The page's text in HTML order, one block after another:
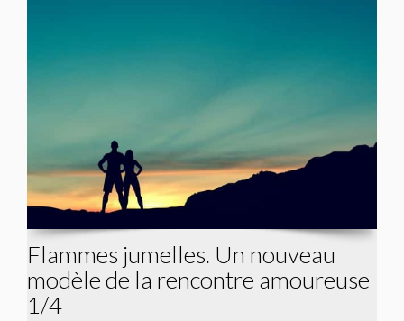
Flammes jumelles. Un nouveau
modèle de la rencontre amoureuse
1/4